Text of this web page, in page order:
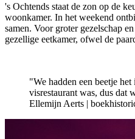
's Ochtends staat de zon op de
woonkamer. In het weekend
samen. Voor groter gezelschap
gezellige eetkamer, ofwel de
"We hadden een beetje het
visrestaurant was, dus dat
Ellemijn Aerts |